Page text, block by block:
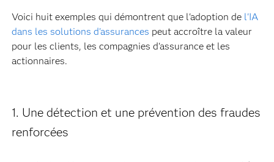
Voici huit exemples qui démontrent que l'adoption de l'IA
dans les solutions d'assurances peut accroître la valeur
pour les clients, les compagnies d'assurance et les
actionnaires.
1. Une détection et une prévention des fraudes
renforcées